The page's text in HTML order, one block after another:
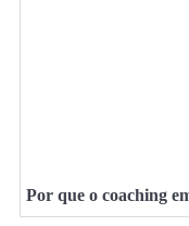
Por que o coaching